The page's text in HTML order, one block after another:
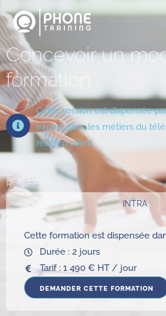
Concevoir un
formation
Cette session est dispensée
expert dans les métiers du
relation client.
Ref : FF3
INTRA
Cette formation est dispensée
Durée : 2 jours
Tarif : 1 490 € HT / jour
DEMANDER CETTE FORMATION